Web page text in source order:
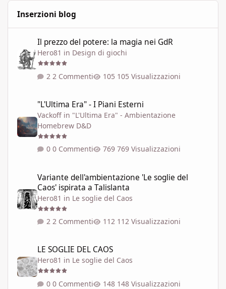
Inserzioni blog
Il prezzo del potere: la magia nei GdR
Hero81 in Design di giochi
2 Commenti 105 Visualizzazioni
"L'Ultima Era" - I Piani Esterni
Vackoff in "L'Ultima Era" - Ambientazione
Homebrew D&D
0 Commenti 769 Visualizzazioni
Variante dell'ambientazione 'Le soglie del
Caos' ispirata a Talislanta
Hero81 in Le soglie del Caos
2 Commenti 112 Visualizzazioni
LE SOGLIE DEL CAOS
Hero81 in Le soglie del Caos
0 Commenti 148 Visualizzazioni